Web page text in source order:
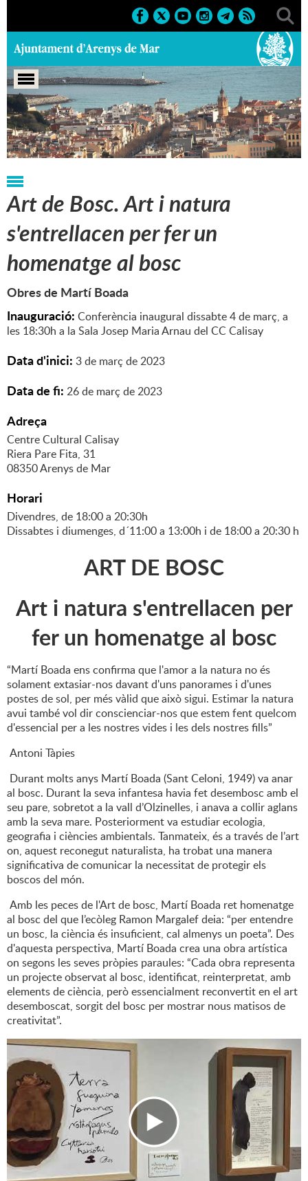
Portada > Regidories > Cultura > Exposicions > 2023
Art de Bosc. Art i natura
s'entrellacen per fer un
homenatge al bosc
Obres de Martí Boada
Inauguració: Conferència inaugural dissabte 4 de març, a
les 18:30h a la Sala Josep Maria Arnau del CC Calisay
Data d'inici: 3de març de2023
Data de fi: 26de març de2023
Adreça
Centre Cultural Calisay
Riera Pare Fita, 31
08350 Arenys de Mar
Horari
Divendres, de 18:00 a 20:30h
Dissabtes i diumenges, d´11:00 a 13:00h i de 18:00 a 20:30 h
ART DE BOSC
Art i natura s'entrellacen per
fer un homenatge al bosc
“Martí Boada ens confirma que l'amor a la natura no és
solament extasiar-nos davant d'uns panorames i d'unes
postes de sol, per més vàlid que això sigui. Estimar la natura
avui també vol dir conscienciar-nos que estem fent quelcom
d'essencial per a les nostres vides i les dels nostres fills”
Antoni Tàpies
Durant molts anys Martí Boada (Sant Celoni, 1949) va anar
al bosc. Durant la seva infantesa havia fet desembosc amb el
seu pare, sobretot a la vall d’Olzinelles, i anava a collir aglans
amb la seva mare. Posteriorment va estudiar ecologia,
geografia i ciències ambientals. Tanmateix, és a través de l’art
on, aquest reconegut naturalista, ha trobat una manera
significativa de comunicar la necessitat de protegir els
boscos del món.
Amb les peces de l'Art de bosc, Martí Boada ret homenatge
al bosc del que l’ecòleg Ramon Margalef deia: “per entendre
un bosc, la ciència és insuficient, cal almenys un poeta”. Des
d'aquesta perspectiva, Martí Boada crea una obra artística
on segons les seves pròpies paraules: “Cada obra representa
un projecte observat al bosc, identificat, reinterpretat, amb
elements de ciència, però essencialment reconvertit en el art
desemboscat, sorgit del bosc per mostrar nous matisos de
creativitat”.